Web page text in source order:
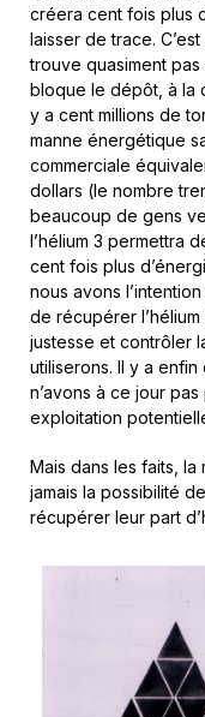
créera cent fois plus
laisser de trace.
trouve quasiment
bloque le dépôt, à la
y a cent millions de
manne énergétique
commerciale
dollars (le nombre
beaucoup de gens
l’hélium 3 permettra
cent fois plus
nous avons
de récupérer
justesse et contrôler
utiliserons. Il y a enfin
n’avons à ce jour
exploitation
Mais dans les faits, la
jamais la possibilité
récupérer leur part